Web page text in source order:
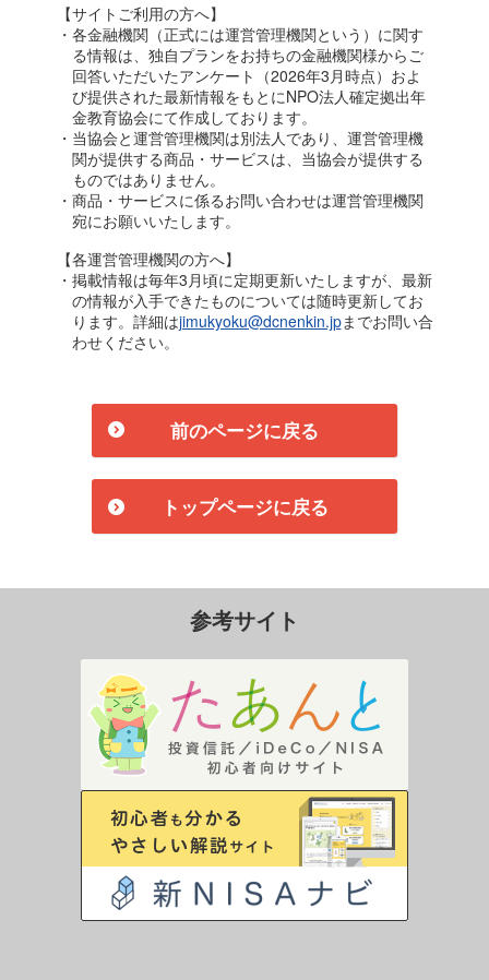
【サイトご利用の方へ】
・各金融機関（正式には運営管理機関という）に関す
る情報は、独自プランをお持ちの金融機関様からご
回答いただいたアンケート（2026年3月時点）およ
び提供された最新情報をもとにNPO法人確定拠出年
金教育協会にて作成しております。
・当協会と運営管理機関は別法人であり、運営管理機
関が提供する商品・サービスは、当協会が提供する
ものではありません。
・商品・サービスに係るお問い合わせは運営管理機関
宛にお願いいたします。
【各運営管理機関の方へ】
・掲載情報は毎年3月頃に定期更新いたしますが、最新
の情報が入手できたものについては随時更新してお
ります。詳細はjimukyoku@dcnenkin.jpまでお問い合
わせください。
前のページに戻る
トップページに戻る
参考サイト